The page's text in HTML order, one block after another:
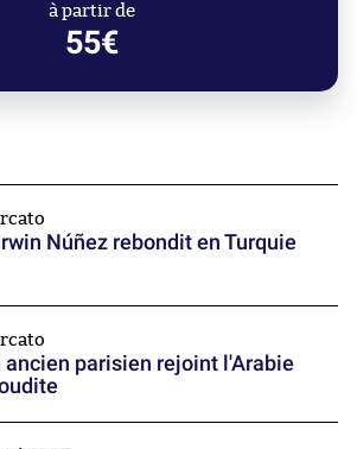
à partir de
55€
Núñez rebondit en Turquie
ancien parisien rejoint l'Arabie